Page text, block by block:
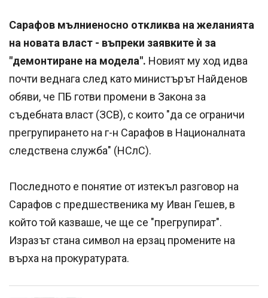
Сарафов мълниеносно откликва на желанията
на новата власт - въпреки заявките ѝ за
"демонтиране на модела". Новият му ход идва
почти веднага след като министърът Найденов
обяви, че ПБ готви промени в Закона за
съдебната власт (ЗСВ), с които "да се ограничи
прегрупирането на г-н Сарафов в Националната
следствена служба" (НСлС).
Последното е понятие от изтекъл разговор на
Сарафов с предшественика му Иван Гешев, в
който той казваше, че ще се "прегрупират".
Изразът стана символ на ерзац промените на
върха на прокуратурата.